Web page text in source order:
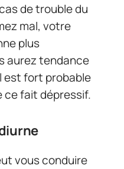
de trouble du
mal, votre
plus
aurez tendance
est fort probable
ce fait dépressif.
vous conduire